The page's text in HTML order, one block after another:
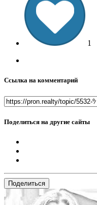
1
Ссылка на комментарий
Поделиться на другие сайты
Поделиться